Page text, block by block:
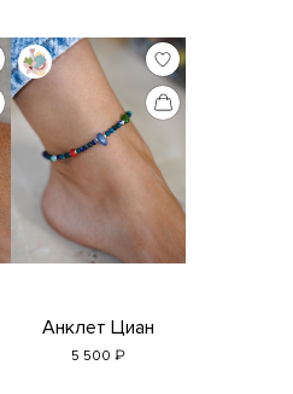
Анклет Циан
5 500 ₽